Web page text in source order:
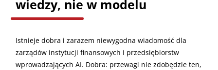
wiedzy, nie w modelu
Istnieje dobra i zarazem niewygodna wiadomość dla
zarządów instytucji finansowych i przedsiębiorstw
wprowadzających AI. Dobra: przewagi nie zdobędzie ten,